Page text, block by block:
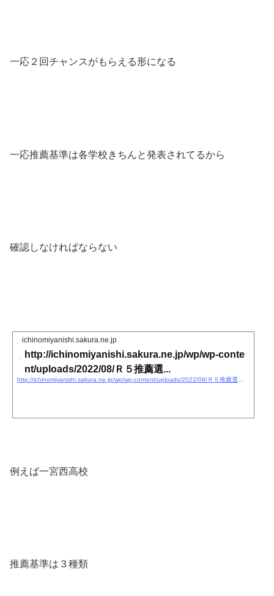
一応２回チャンスがもらえる形になる
一応推薦基準は各学校きちんと発表されてるから
確認しなければならない
ichinomiyanishi.sakura.ne.jp
http://ichinomiyanishi.sakura.ne.jp/wp/wp-conte
nt/uploads/2022/08/Ｒ５推薦選...
例えば一宮西高校
推薦基準は３種類